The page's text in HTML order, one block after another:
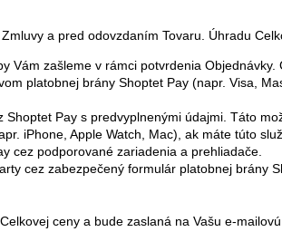
a pred odovzdaním Tovaru. Úhradu
Vám zašleme v rámci potvrdenia
platobnej brány Shoptet Pay (napr. Visa,
Shoptet Pay s predvyplnenými údajmi. Táto
iPhone, Apple Watch, Mac), ak máte túto
cez podporované zariadenia a prehliadače.
cez zabezpečený formulár platobnej brány
ceny a bude zaslaná na Vašu e-